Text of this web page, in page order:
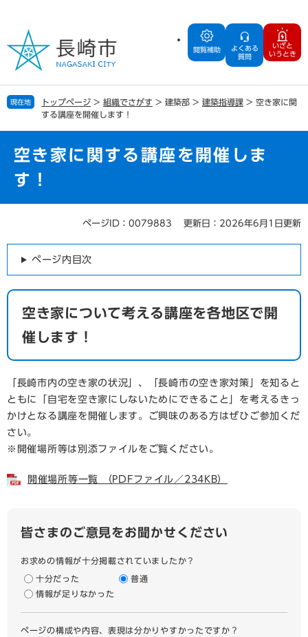
の
で
す
ー
ば
し
閲覧補助
よくある
質問
いざと
いうとき
現在地 トップページ > 組織でさがす > 建築部 > 建築指導課 > 空き家に関
する講座を開催します！
空き家に関する講座を開催しま
す！
ページID：0079883 更新日：2026年6月1日更新
ページ内目次
空き家について考える講座を各地区で開
催します！
「長崎市内の空き家の状況」、「長崎市の空き家対策」を知ると
ともに「自宅を空き家にしないためにできること」を考えるきっ
かけとなる講座を開催します。ご興味のある方はぜひご参加くだ
さい。
※開催場所等は別添ファイルをご覧ください。
開催場所等一覧 （PDFファイル／234KB）
皆さまのご意見をお聞かせください
お求めの情報が十分掲載されていましたか？
十分だった
普通
情報が足りなかった
ページの構成や内容、表現は分かりやすかったですか？